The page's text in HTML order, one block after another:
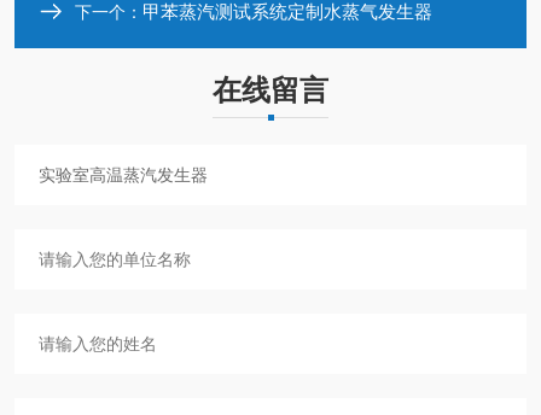
下一个： 甲苯蒸汽测试系统定制水蒸气发生器
在线留言